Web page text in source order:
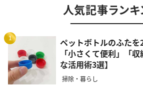
人気記事ランキ
1
ペットボトルのふた
「小さくて便利」「
な活用術3選】
掃除・暮らし